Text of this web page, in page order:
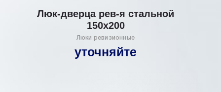
Люк-дверца рев-я стальной
150х200
Люки ревизионные
уточняйте